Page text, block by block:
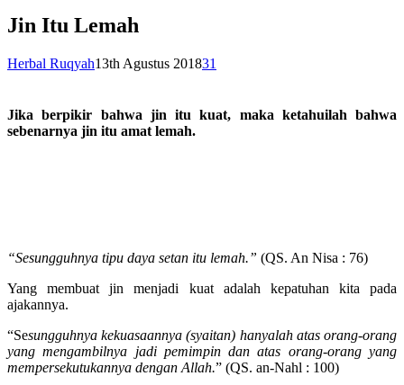
Jin Itu Lemah
Herbal Ruqyah13th Agustus 201831
Jika berpikir bahwa jin itu kuat, maka ketahuilah bahwa
sebenarnya jin itu amat lemah.
“Sesungguhnya tipu daya setan itu lemah.” (QS. An Nisa : 76)
Yang membuat jin menjadi kuat adalah kepatuhan kita pada
ajakannya.
“Sesungguhnya kekuasaannya (syaitan) hanyalah atas orang-orang
yang mengambilnya jadi pemimpin dan atas orang-orang yang
mempersekutukannya dengan Allah.” (QS. an-Nahl : 100)